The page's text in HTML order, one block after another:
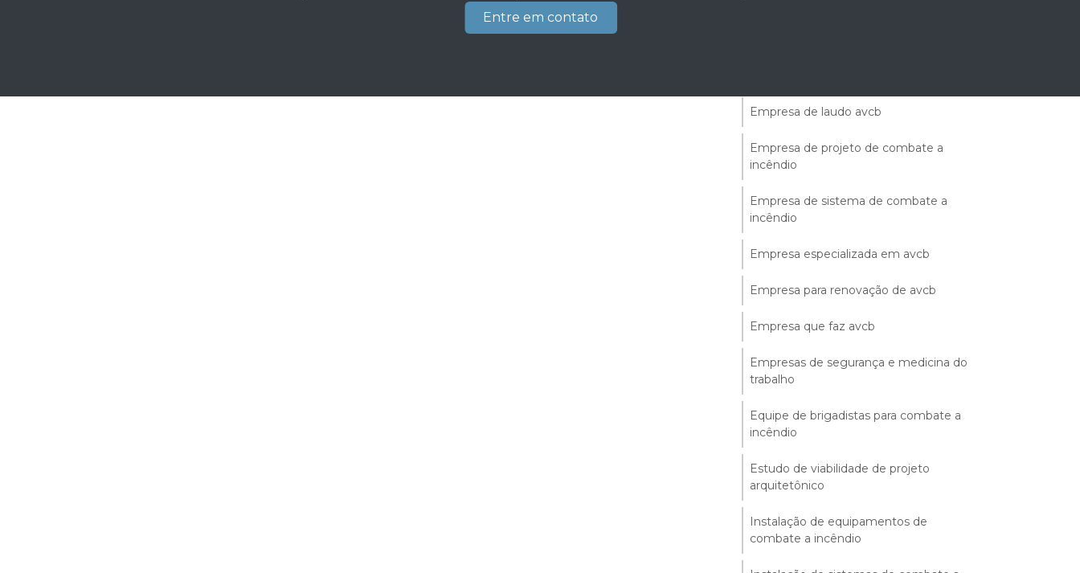
Entre em contato
Empresa de laudo avcb
Empresa de projeto de combate a
incêndio
Empresa de sistema de combate a
incêndio
Empresa especializada em avcb
Empresa para renovação de avcb
Empresa que faz avcb
Empresas de segurança e medicina do
trabalho
Equipe de brigadistas para combate a
incêndio
Estudo de viabilidade de projeto
arquitetônico
Instalação de equipamentos de
combate a incêndio